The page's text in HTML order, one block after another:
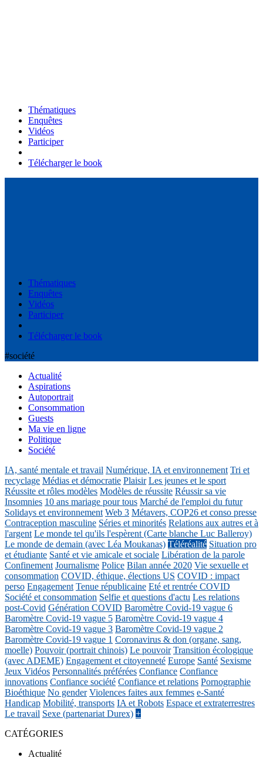
Thématiques
Enquêtes
Vidéos
Participer
Télécharger le book
Thématiques
Enquêtes
Vidéos
Participer
Télécharger le book
#société
Actualité
Aspirations
Autoportrait
Consommation
Guests
Ma vie en ligne
Politique
Société
IA, santé mentale et travail Numérique, IA et environnement Tri et
recyclage Médias et démocratie Plaisir Les jeunes et le sport
Réussite et rôles modèles Modèles de réussite Réussir sa vie
Insomnies 10 ans mariage pour tous Marché de l'emploi du futur
Solidays et environnement Web 3 Métavers, COP26 et conso presse
Contraception masculine Séries et minorités Relations aux autres et à
l'argent Le monde tel qu'ils l'espèrent (Carte blanche Luc Balleroy)
Le monde de demain (avec Léa Moukanas) Téléréalité Situation pro
et étudiante Santé et vie amicale et sociale Libération de la parole
Confinement Journalisme Police Bilan année 2020 Vie sexuelle et
consommation COVID, éthique, élections US COVID : impact
perso Engagement Tenue républicaine Eté et rentrée COVID
Société et consommation Selfie et questions d'actu Les relations
post-Covid Génération COVID Baromètre Covid-19 vague 6
Baromètre Covid-19 vague 5 Baromètre Covid-19 vague 4
Baromètre Covid-19 vague 3 Baromètre Covid-19 vague 2
Baromètre Covid-19 vague 1 Coronavirus & don (organe, sang,
moelle) Pouvoir (portrait chinois) Le pouvoir Transition écologique
(avec ADEME) Engagement et citoyenneté Europe Santé Sexisme
Jeux Vidéos Personnalités préférées Confiance Confiance
innovations Confiance société Confiance et relations Pornographie
Bioéthique No gender Violences faites aux femmes e-Santé
Handicap Mobilité, transports IA et Robots Espace et extraterrestres
Le travail Sexe (partenariat Durex) +
CATÉGORIES
Actualité